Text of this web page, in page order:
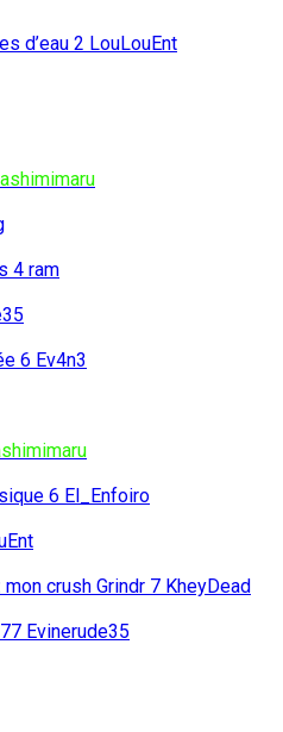
d’eau 2 LouLouEnt
4 ram
6 Ev4n3
6 El_Enfoiro
crush Grindr 7 KheyDead
77 Evinerude35